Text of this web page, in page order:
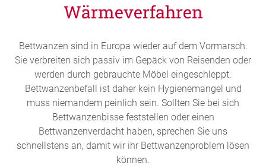
Wärmeverfahren
Bettwanzen sind in Europa wieder auf dem Vormarsch.
Sie verbreiten sich passiv im Gepäck von Reisenden oder
werden durch gebrauchte Möbel eingeschleppt.
Bettwanzenbefall ist daher kein Hygienemangel und
muss niemandem peinlich sein. Sollten Sie bei sich
Bettwanzenbisse feststellen oder einen
Bettwanzenverdacht haben, sprechen Sie uns
schnellstens an, damit wir ihr Bettwanzenproblem lösen
können.